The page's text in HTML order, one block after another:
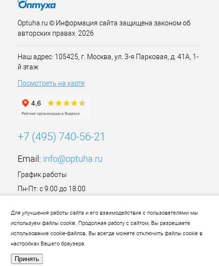
Для улучшения работы сайта и его взаимодействия с пользователями мы
используем файлы cookie. Продолжая работу с сайтом, Вы разрешаете
использование cookie-файлов. Вы всегда можете отключить файлы cookie в
настройках Вашего браузера.
Принять
Optuha.ru © Информация сайта защищена законом об
авторских правах. 2026
Наш адрес: 105425, г. Москва, ул. 3-я Парковая, д. 41А, 1-
й этаж
Посмотреть на карте
+7 (495) 740-56-21
Email: info@optuha.ru
График работы
Пн-Пт: с 9:00 до 18:00